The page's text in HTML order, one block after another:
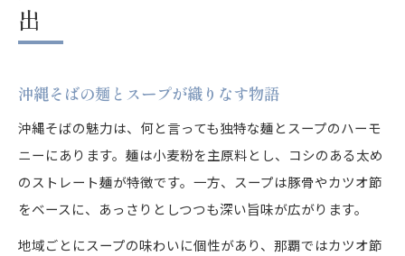
出
沖縄そばの麺とスープが織りなす物語
沖縄そばの魅力は、何と言っても独特な麺とスープのハーモ
ニーにあります。麺は小麦粉を主原料とし、コシのある太め
のストレート麺が特徴です。一方、スープは豚骨やカツオ節
をベースに、あっさりとしつつも深い旨味が広がります。
地域ごとにスープの味わいに個性があり、那覇ではカツオ節